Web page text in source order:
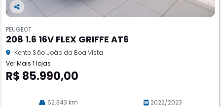
Co
pa
rtil
he
PEUGEOT
208 1.6 16V FLEX GRIFFE AT6
Kento São João da Boa Vista
Ver Mais 1 lojas
R$ 85.990,00
62.343 km 2022/2023